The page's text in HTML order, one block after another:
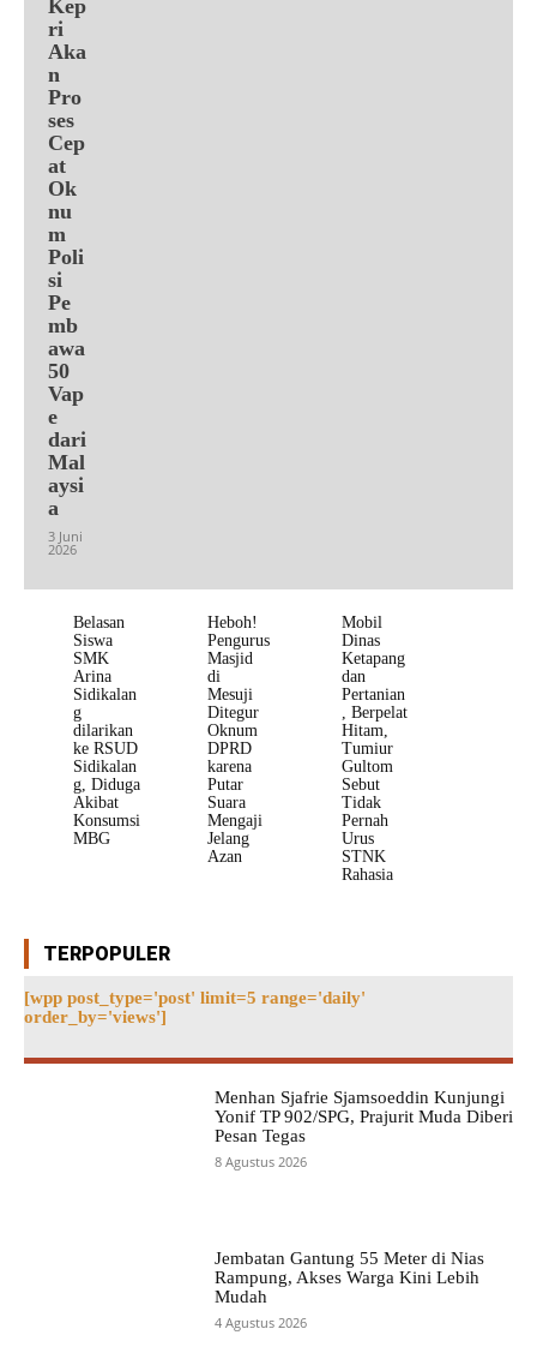
Kep
ri
Aka
n
Pro
ses
Cep
at
Ok
nu
m
Poli
si
Pe
mb
awa
50
Vap
e
dari
Mal
aysi
a
3 Juni
2026
Belasan
Siswa
SMK
Arina
Sidikalan
g
dilarikan
ke RSUD
Sidikalan
g, Diduga
Akibat
Konsumsi
MBG
Heboh!
Pengurus
Masjid
di
Mesuji
Ditegur
Oknum
DPRD
karena
Putar
Suara
Mengaji
Jelang
Azan
Mobil
Dinas
Ketapang
dan
Pertanian
, Berpelat
Hitam,
Tumiur
Gultom
Sebut
Tidak
Pernah
Urus
STNK
Rahasia
TERPOPULER
[wpp post_type='post' limit=5 range='daily'
order_by='views']
Menhan Sjafrie Sjamsoeddin Kunjungi
Yonif TP 902/SPG, Prajurit Muda Diberi
Pesan Tegas
8 Agustus 2026
Jembatan Gantung 55 Meter di Nias
Rampung, Akses Warga Kini Lebih
Mudah
4 Agustus 2026